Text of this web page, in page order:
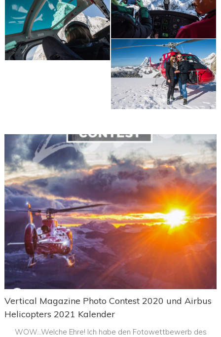
Vertical Magazine Photo Contest 2020 und Airbus
Helicopters 2021 Kalender
WOW…Welche Ehre! Ich habe den Fotowettbewerb des